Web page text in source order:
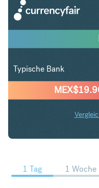
MEX$
Typische Bank
DKK in
1 Tag 1 Woche